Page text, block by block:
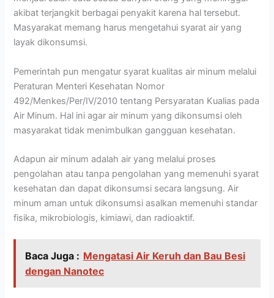
akibat terjangkit berbagai penyakit karena hal tersebut.
Masyarakat memang harus mengetahui syarat air yang
layak dikonsumsi.
Pemerintah pun mengatur syarat kualitas air minum melalui
Peraturan Menteri Kesehatan Nomor
492/Menkes/Per/IV/2010 tentang Persyaratan Kualias pada
Air Minum. Hal ini agar air minum yang dikonsumsi oleh
masyarakat tidak menimbulkan gangguan kesehatan.
Adapun air minum adalah air yang melalui proses
pengolahan atau tanpa pengolahan yang memenuhi syarat
kesehatan dan dapat dikonsumsi secara langsung. Air
minum aman untuk dikonsumsi asalkan memenuhi standar
fisika, mikrobiologis, kimiawi, dan radioaktif.
Baca Juga : Mengatasi Air Keruh dan Bau Besi
dengan Nanotec